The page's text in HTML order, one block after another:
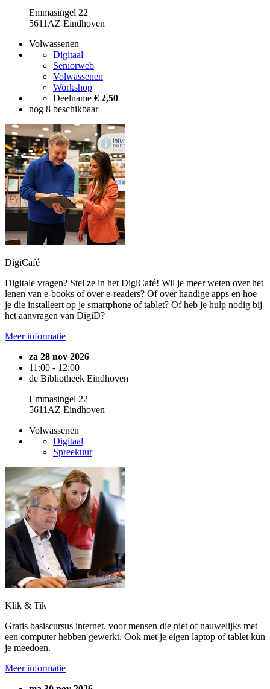
Emmasingel 22
5611AZ Eindhoven
Volwassenen
Digitaal
Seniorweb
Volwassenen
Workshop
Deelname € 2,50
nog 8 beschikbaar
DigiCafé
Digitale vragen? Stel ze in het DigiCafé! Wil je meer weten over het
lenen van e-books of over e-readers? Of over handige apps en hoe
je die installeert op je smartphone of tablet? Of heb je hulp nodig bij
het aanvragen van DigiD?
Meer informatie
za 28 nov 2026
11:00 - 12:00
de Bibliotheek Eindhoven
Emmasingel 22
5611AZ Eindhoven
Volwassenen
Digitaal
Spreekuur
Klik & Tik
Gratis basiscursus internet, voor mensen die niet of nauwelijks met
een computer hebben gewerkt. Ook met je eigen laptop of tablet kun
je meedoen.
Meer informatie